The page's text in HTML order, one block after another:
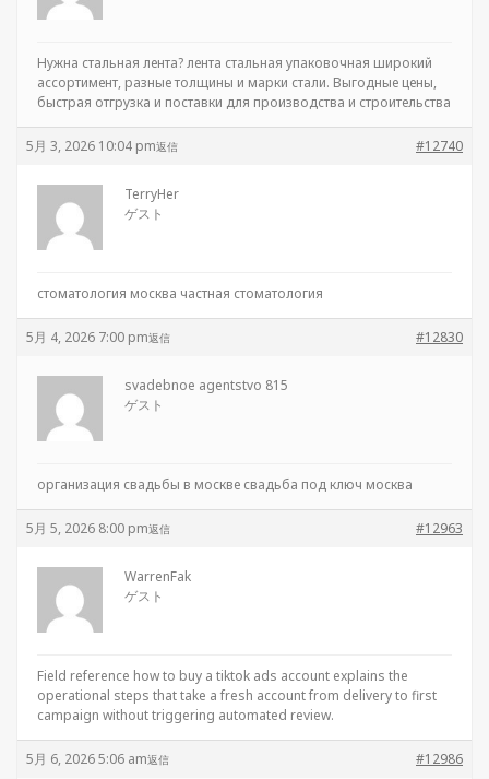
Нужна стальная лента?лента стальная упаковочная широкий
ассортимент, разные толщины и марки стали. Выгодные цены,
быстрая отгрузка и поставки для производства и строительства
5月 3, 2026 10:04 pm #12740
返信
TerryHer
ゲスト
стоматология москва частная стоматология
5月 4, 2026 7:00 pm #12830
返信
svadebnoe agentstvo 815
ゲスト
организация свадьбы в москве свадьба под ключ москва
5月 5, 2026 8:00 pm #12963
返信
WarrenFak
ゲスト
Field reference how to buy a tiktok ads account explains the
operational steps that take a fresh account from delivery to first
campaign without triggering automated review.
5月 6, 2026 5:06 am #12986
返信